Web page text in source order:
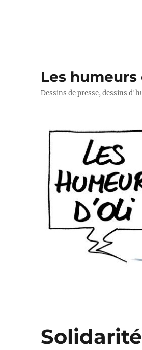
Les humeurs
Dessins de presse, dessins